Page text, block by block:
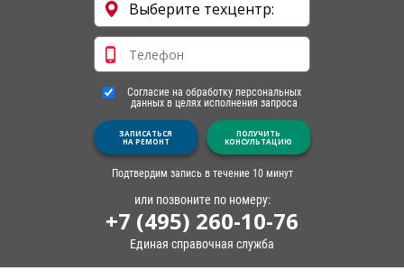
Согласие на обработку персональных
данных в целях исполнения запроса
ЗАПИСАТЬСЯ
НА РЕМОНТ
ПОЛУЧИТЬ
КОНСУЛЬТАЦИЮ
Подтвердим запись в течение 10 минут
или позвоните по номеру:
+7 (495) 260-10-76
Единая справочная служба